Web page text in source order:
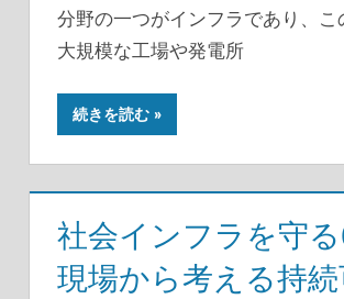
分野の一つがインフラであり、こ
大規模な工場や発電所
続きを読む
社会インフラを守る
現場から考える持